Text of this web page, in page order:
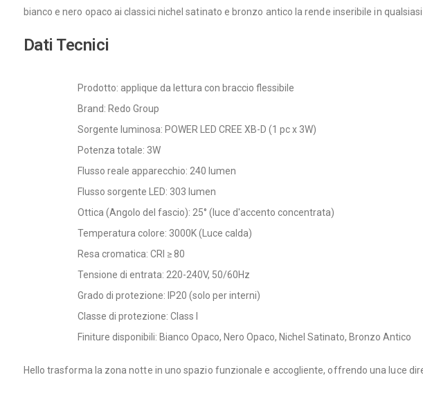
bianco e nero opaco ai classici nichel satinato e bronzo antico la rende inseribile in
Dati Tecnici
Prodotto: applique da lettura con braccio flessibile
Brand: Redo Group
Sorgente luminosa: POWER LED CREE XB-D (1 pc x 3W)
Potenza totale: 3W
Flusso reale apparecchio: 240 lumen
Flusso sorgente LED: 303 lumen
Ottica (Angolo del fascio): 25° (luce d'accento concentrata)
Temperatura colore: 3000K (Luce calda)
Resa cromatica: CRI ≥ 80
Tensione di entrata: 220-240V, 50/60Hz
Grado di protezione: IP20 (solo per interni)
Classe di protezione: Class I
Finiture disponibili: Bianco Opaco, Nero Opaco, Nichel Satinato, Bronzo Antico
Hello trasforma la zona notte in uno spazio funzionale e accogliente, offrendo una luce